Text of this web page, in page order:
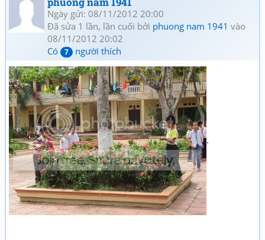
Ngày gửi: 08/11/2012 20:00
Đã sửa 1 lần, lần cuối bởi phuong nam 1941 vào
08/11/2012 20:02
Có
7 người thích
.